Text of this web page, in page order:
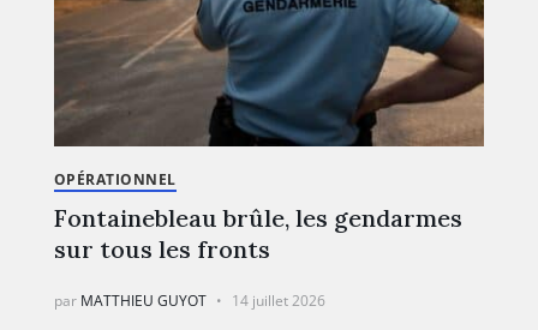
OPÉRATIONNEL
Fontainebleau brûle, les gendarmes
sur tous les fronts
par MATTHIEU GUYOT 14 juillet 2026